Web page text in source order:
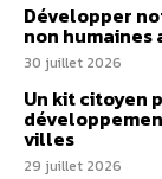
Développer
non humaines
30 juillet 2026
Un kit citoyen
villes
29 juillet 2026